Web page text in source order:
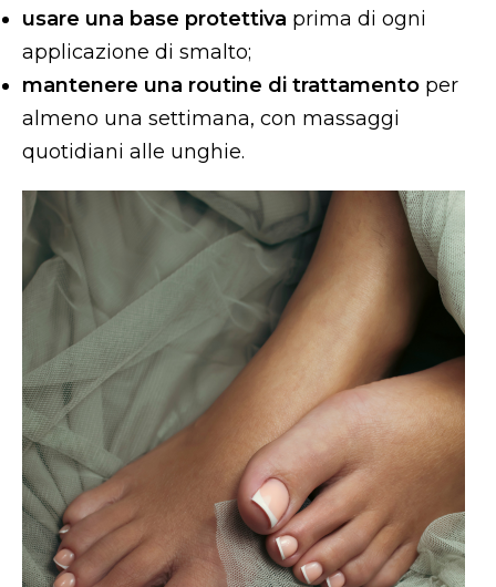
usare una base protettiva prima di ogni
applicazione di smalto;
mantenere una routine di trattamento per
almeno una settimana, con massaggi
quotidiani alle unghie.